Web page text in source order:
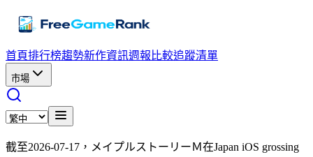
首頁排行榜趨勢新作資訊週報 比較追蹤清單
市場
截至2026-07-17，メイプルストーリーＭ在Japan iOS grossing